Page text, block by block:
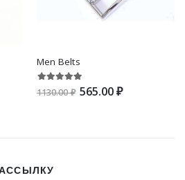
Men Belts
1130.00 ₽ 565.00 ₽